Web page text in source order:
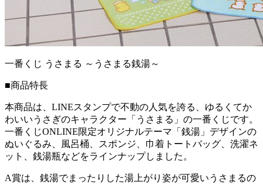
一番くじ うさまる ～うさまる銭湯～
■商品特長
本商品は、LINEスタンプで不動の人気を誇る、ゆるくてか
わいいうさぎのキャラクター「うさまる」の一番くじです。
一番くじONLINE限定オリジナルテーマ「銭湯」デザインの
ぬいぐるみ、風呂桶、スポンジ、巾着トートバッグ、洗濯ネ
ット、銭湯瓶などをラインナップしました。
A賞は、銭湯でまったりした湯上がり姿が可愛いうさまるの